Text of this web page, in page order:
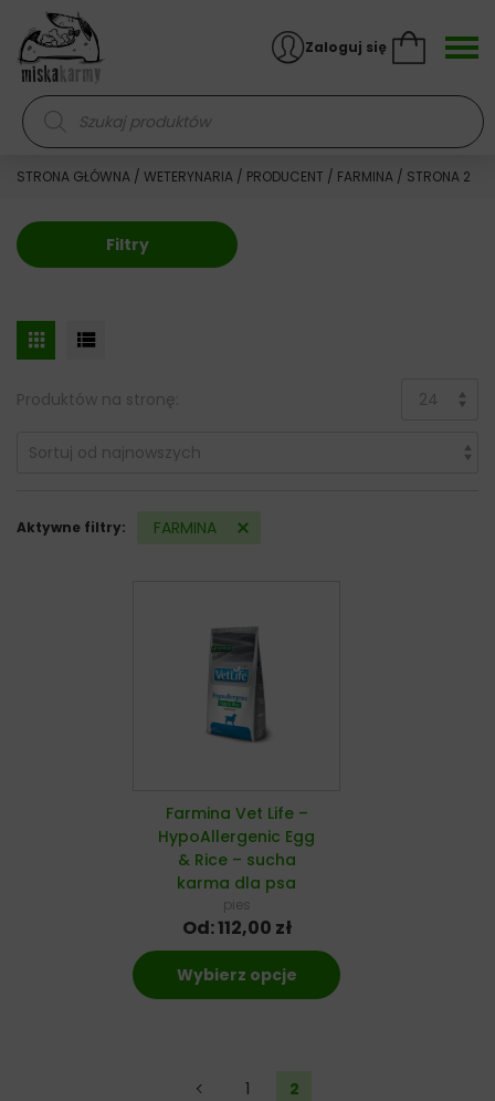
Skocz do treści
Wyszukiwarka produktów
Zaloguj się
STRONA GŁÓWNA / WETERYNARIA / PRODUCENT / FARMINA / STRONA 2
Filtry
Produktów na stronę:
Aktywne filtry: FARMINA
Farmina Vet Life –
HypoAllergenic Egg
& Rice – sucha
karma dla psa
pies
Od:112,00 zł
Wybierz opcje
← 1 2